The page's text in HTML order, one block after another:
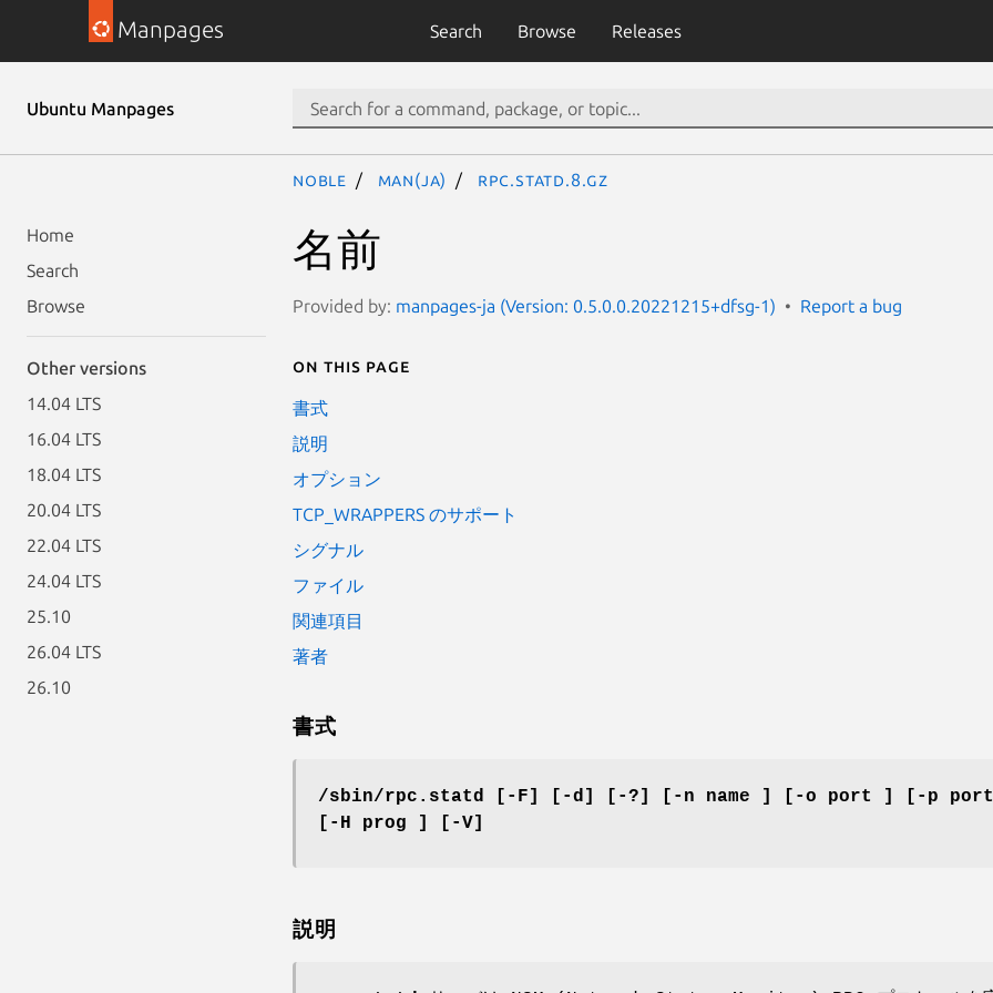
Manpages Search Browse Releases
Ubuntu Manpages
Home
Search
Browse
Other versions
14.04 LTS
16.04 LTS
18.04 LTS
20.04 LTS
22.04 LTS
24.04 LTS
25.10
26.04 LTS
26.10
noble man(ja) rpc.statd.8.gz
名前
Provided by: manpages-ja (Version: 0.5.0.0.20221215+dfsg-1) Report a bug
On this page
書式
説明
オプション
TCP_WRAPPERS のサポート
シグナル
ファイル
関連項目
著者
書式
/sbin/rpc.statd [-F] [-d] [-?] [-n name ] [-o port ] [-p
[-H prog ] [-V]
説明